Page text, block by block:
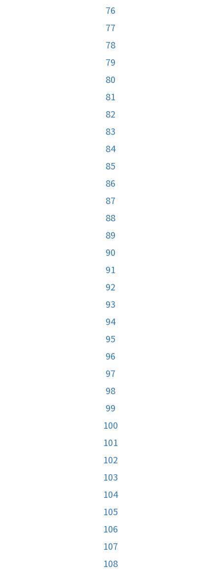
76
77
78
79
80
81
82
83
84
85
86
87
88
89
90
91
92
93
94
95
96
97
98
99
100
101
102
103
104
105
106
107
108